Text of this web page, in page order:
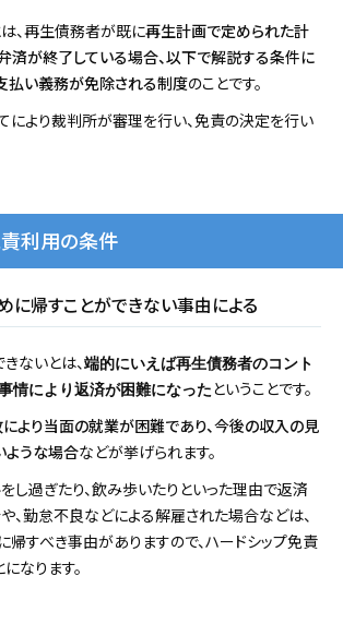
、再生債務者が既に再生計画で定められた計
済が終了している場合、以下で解説する条件に
払い義務が免除される制度のことです。
により裁判所が審理を行い、免責の決定を行い
利用の条件
に帰すことができない事由による
ないとは、端的にいえば再生債務者のコント
情により返済が困難になった ということです。
より当面の就業が困難であり、今後の収入の見
ような場合などが挙げられます。
し過ぎたり、飲み歩いたりといった理由で返済
、勤怠不良などによる解雇された場合などは、
すべき事由がありますので、ハードシップ免責
なります。